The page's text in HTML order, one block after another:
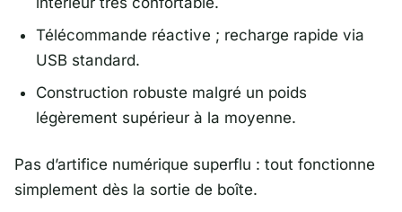
Télécommande réactive ; recharge rapide via
USB standard.
Construction robuste malgré un poids
légèrement supérieur à la moyenne.
Pas d’artifice numérique superflu : tout fonctionne
simplement dès la sortie de boîte.